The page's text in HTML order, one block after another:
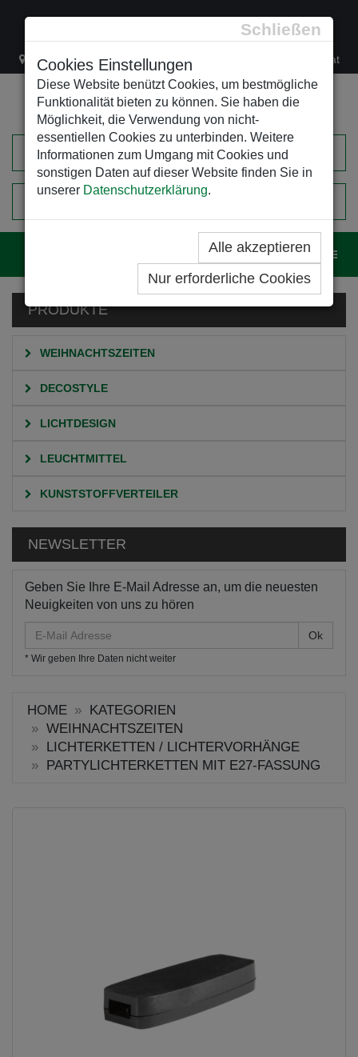
Schließen
Cookies Einstellungen
Diese Website benützt Cookies, um bestmögliche
Funktionalität bieten zu können. Sie haben die
Möglichkeit, die Verwendung von nicht-
essentiellen Cookies zu unterbinden. Weitere
Informationen zum Umgang mit Cookies und
sonstigen Daten auf dieser Website finden Sie in
unserer Datenschutzerklärung.
Alle akzeptieren
Nur erforderliche Cookies
Lacknergasse 78 +43/1/470 37 00 office@leso.at
EINKAUFSWAGEN
PRODUKTE
WEIHNACHTSZEITEN
DECOSTYLE
LICHTDESIGN
LEUCHTMITTEL
KUNSTSTOFFVERTEILER
NEWSLETTER
Geben Sie Ihre E-Mail Adresse an, um die neuesten
Neuigkeiten von uns zu hören
Mail
Adresse
* Wir geben Ihre Daten nicht weiter
HOME
KATEGORIEN
WEIHNACHTSZEITEN
LICHTERKETTEN / LICHTERVORHÄNGE
PARTYLICHTERKETTEN MIT E27-FASSUNG